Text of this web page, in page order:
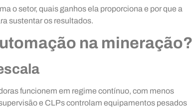
o setor, quais ganhos ela proporciona e por que a
sustentar os resultados.
na mineração?
funcionem em regime contínuo, com menos
e CLPs controlam equipamentos pesados